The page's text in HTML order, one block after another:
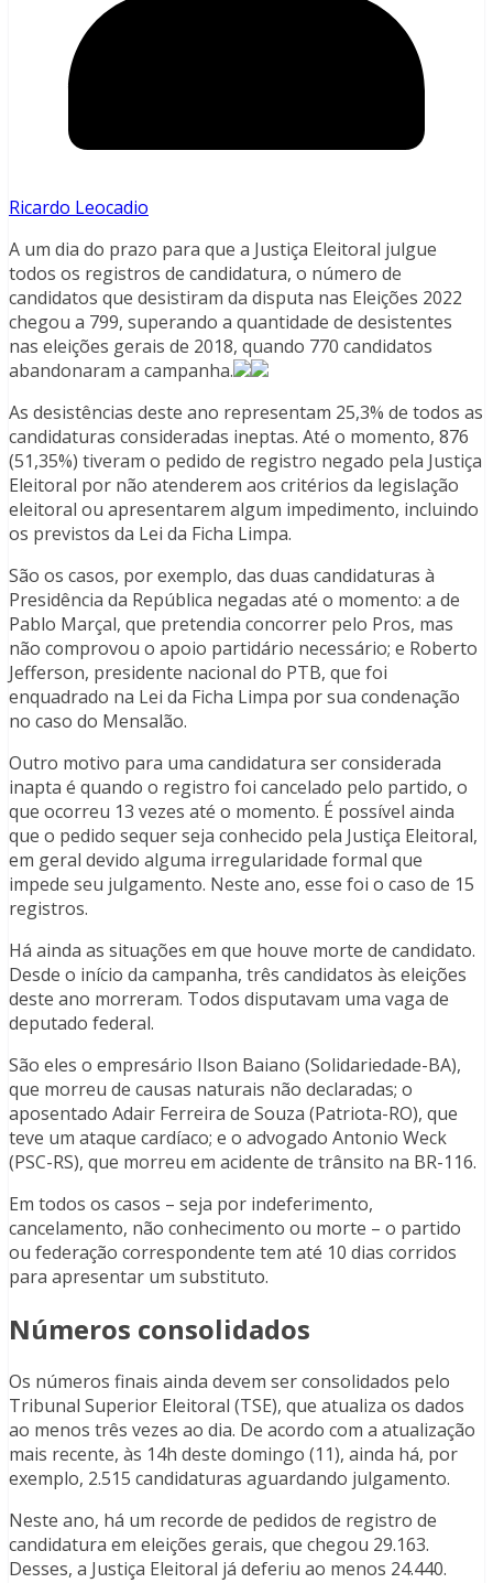
Ricardo Leocadio
A um dia do prazo para que a Justiça Eleitoral julgue
todos os registros de candidatura, o número de
candidatos que desistiram da disputa nas Eleições 2022
chegou a 799, superando a quantidade de desistentes
nas eleições gerais de 2018, quando 770 candidatos
abandonaram a campanha.
As desistências deste ano representam 25,3% de todos as
candidaturas consideradas ineptas. Até o momento, 876
(51,35%) tiveram o pedido de registro negado pela Justiça
Eleitoral por não atenderem aos critérios da legislação
eleitoral ou apresentarem algum impedimento, incluindo
os previstos da Lei da Ficha Limpa.
São os casos, por exemplo, das duas candidaturas à
Presidência da República negadas até o momento: a de
Pablo Marçal, que pretendia concorrer pelo Pros, mas
não comprovou o apoio partidário necessário; e Roberto
Jefferson, presidente nacional do PTB, que foi
enquadrado na Lei da Ficha Limpa por sua condenação
no caso do Mensalão.
Outro motivo para uma candidatura ser considerada
inapta é quando o registro foi cancelado pelo partido, o
que ocorreu 13 vezes até o momento. É possível ainda
que o pedido sequer seja conhecido pela Justiça Eleitoral,
em geral devido alguma irregularidade formal que
impede seu julgamento. Neste ano, esse foi o caso de 15
registros.
Há ainda as situações em que houve morte de candidato.
Desde o início da campanha, três candidatos às eleições
deste ano morreram. Todos disputavam uma vaga de
deputado federal.
São eles o empresário Ilson Baiano (Solidariedade-BA),
que morreu de causas naturais não declaradas; o
aposentado Adair Ferreira de Souza (Patriota-RO), que
teve um ataque cardíaco; e o advogado Antonio Weck
(PSC-RS), que morreu em acidente de trânsito na BR-116.
Em todos os casos – seja por indeferimento,
cancelamento, não conhecimento ou morte – o partido
ou federação correspondente tem até 10 dias corridos
para apresentar um substituto.
Números consolidados
Os números finais ainda devem ser consolidados pelo
Tribunal Superior Eleitoral (TSE), que atualiza os dados
ao menos três vezes ao dia. De acordo com a atualização
mais recente, às 14h deste domingo (11), ainda há, por
exemplo, 2.515 candidaturas aguardando julgamento.
Neste ano, há um recorde de pedidos de registro de
candidatura em eleições gerais, que chegou 29.163.
Desses, a Justiça Eleitoral já deferiu ao menos 24.440.